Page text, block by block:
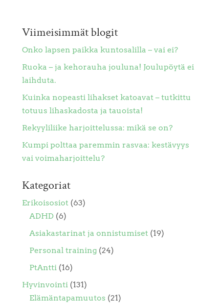
Viimeisimmät blogit
Onko lapsen paikka kuntosalilla – vai ei?
Ruoka – ja kehorauha jouluna! Joulupöytä ei
laihduta.
Kuinka nopeasti lihakset katoavat – tutkittu
totuus lihaskadosta ja tauoista!
Rekyyliliike harjoittelussa: mikä se on?
Kumpi polttaa paremmin rasvaa: kestävyys
vai voimaharjoittelu?
Kategoriat
Erikoisosiot(63)
ADHD(6)
Asiakastarinat ja onnistumiset(19)
Personal training (24)
PtAntti(16)
Hyvinvointi(131)
Elämäntapamuutos (21)